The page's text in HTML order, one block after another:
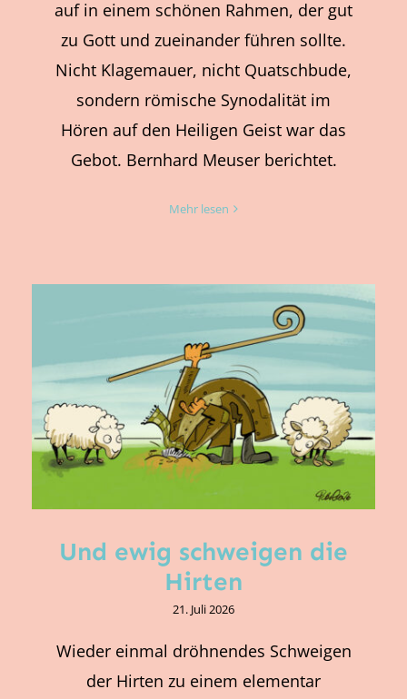
auf in einem schönen Rahmen, der gut
zu Gott und zueinander führen sollte.
Nicht Klagemauer, nicht Quatschbude,
sondern römische Synodalität im
Hören auf den Heiligen Geist war das
Gebot. Bernhard Meuser berichtet.
Mehr lesen
Und ewig schweigen die
Hirten
21. Juli 2026
Wieder einmal dröhnendes Schweigen
der Hirten zu einem elementar